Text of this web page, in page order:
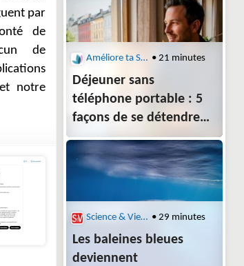
Améliore ta Santé • 21 minutes
Déjeuner sans
téléphone portable : 5
façons de se détendre
l’esprit en
quelques minutes
Science & Vie : Nature et Environnement • 29 minutes
Les baleines bleues
deviennent